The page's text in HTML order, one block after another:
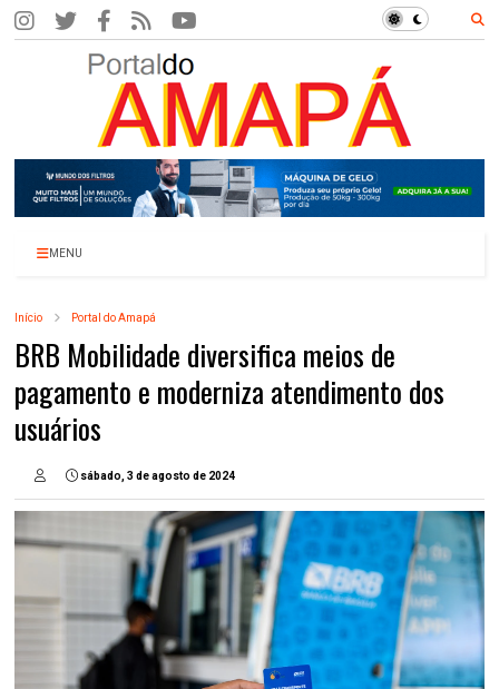
MENU
Início Portal do Amapá
BRB Mobilidade diversifica meios de
pagamento e moderniza atendimento dos
usuários
sábado, 3 de agosto de 2024